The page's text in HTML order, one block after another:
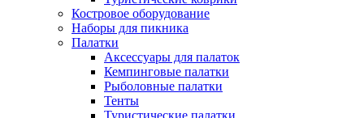
Костровое оборудование
Наборы для пикника
Палатки
Аксессуары для палаток
Кемпинговые палатки
Рыболовные палатки
Тенты
Туристические палатки